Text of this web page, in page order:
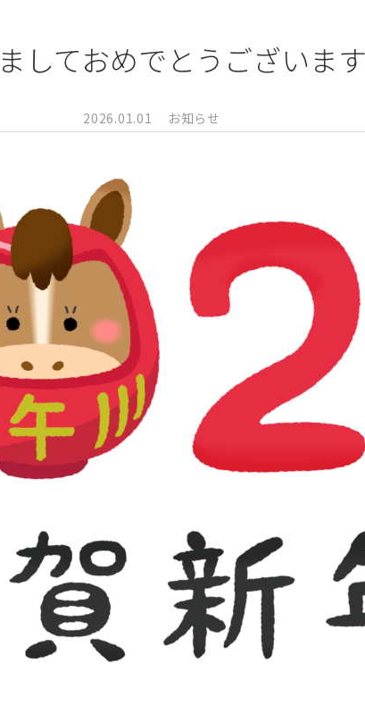
しておめでとうございま
2026.01.01 お知らせ